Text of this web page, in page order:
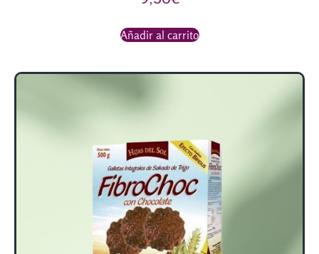
Añadir al carrito